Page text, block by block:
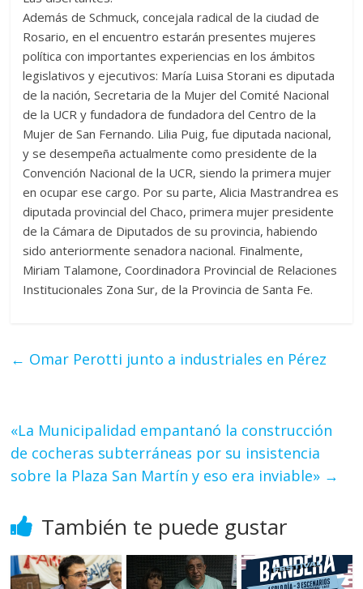
Además de Schmuck, concejala radical de la ciudad de
Rosario, en el encuentro estarán presentes mujeres
política con importantes experiencias en los ámbitos
legislativos y ejecutivos: María Luisa Storani es diputada
de la nación, Secretaria de la Mujer del Comité Nacional
de la UCR y fundadora de fundadora del Centro de la
Mujer de San Fernando. Lilia Puig, fue diputada nacional,
y se desempeña actualmente como presidente de la
Convención Nacional de la UCR, siendo la primera mujer
en ocupar ese cargo. Por su parte, Alicia Mastrandrea es
diputada provincial del Chaco, primera mujer presidente
de la Cámara de Diputados de su provincia, habiendo
sido anteriormente senadora nacional. Finalmente,
Miriam Talamone, Coordinadora Provincial de Relaciones
Institucionales Zona Sur, de la Provincia de Santa Fe.
← Omar Perotti junto a industriales en Pérez
«La Municipalidad empantanó la construcción
de cocheras subterráneas por su insistencia
sobre la Plaza San Martín y eso era inviable» →
También te puede gustar